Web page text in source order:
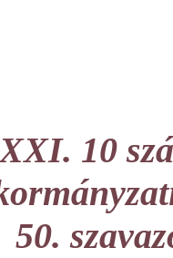
10
50.